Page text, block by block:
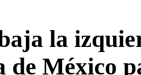
la
de México